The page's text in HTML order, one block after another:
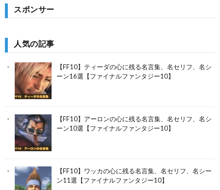
スポンサー
人気の記事
【FF10】ティーダの心に残る名言集、名セリフ、名シ
ーン16選【ファイナルファンタジー10】
【FF10】アーロンの心に残る名言集、名セリフ、名シ
ーン10選【ファイナルファンタジー10】
【FF10】ワッカの心に残る名言集、名セリフ、名シー
ン11選【ファイナルファンタジー10】